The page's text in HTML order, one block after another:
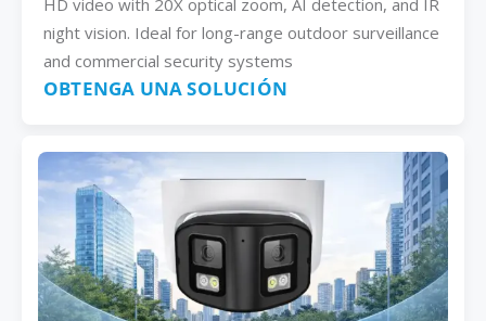
HD video with 20X optical zoom, AI detection, and IR
night vision. Ideal for long-range outdoor surveillance
and commercial security systems
OBTENGA UNA SOLUCIÓN